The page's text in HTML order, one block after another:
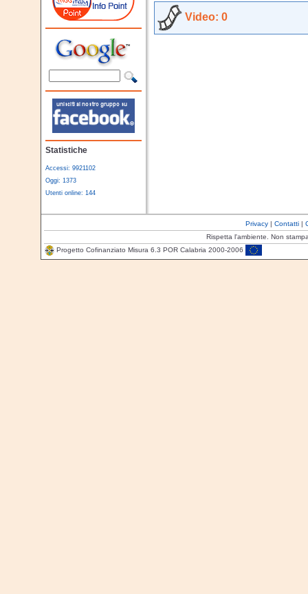
Statistiche
Accessi: 9921102
Oggi: 1373
Utenti online: 144
Video: 0
Privacy| Contatti|
Rispetta l'ambiente. Non
Progetto Cofinanziato Misura 6.3 POR Calabria 2000-2006